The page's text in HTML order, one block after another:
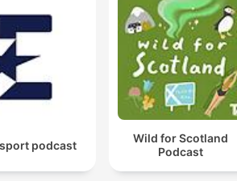
podcast
Wild for Scotland
Podcast